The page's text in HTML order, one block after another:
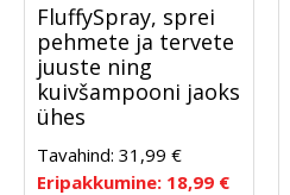
FluffySpray, sprei
pehmete ja tervete
juuste ning
kuivšampooni jaoks
ühes
Tavahind: 31,99 €
Eripakkumine: 18,99 €